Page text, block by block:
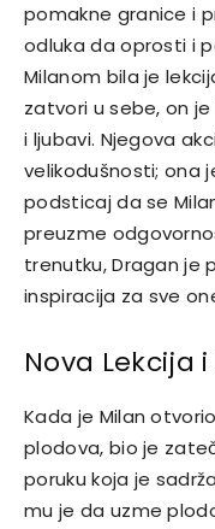
pomakne granice i
odluka da oprosti i
Milanom bila je
zatvori u sebe, on
i ljubavi. Njegova
velikodušnosti; ona
podsticaj da se
preuzme
trenutku, Dragan je
inspiracija za sve
Nova Lekcija
Kada je Milan
plodova, bio je
poruku koja je
mu je da uzme